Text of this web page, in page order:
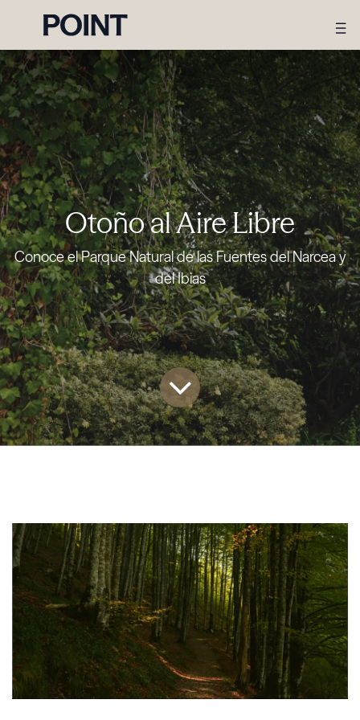
Otoño al Aire Libre
Conoce el Parque Natural de las Fuentes del Narcea y
del Ibias